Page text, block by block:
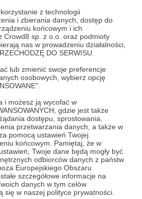
z technologii
i zbierania danych, dostęp do
końcowym i ich
Crowd8 sp. z o.o. oraz podmioty
nas w prowadzeniu działalności,
DO SERWISU.
lub zmienić swoje preferencje
osobowych, wybierz opcję
i możesz ją wycofać w
gdzie jest także
dostępu, sprostowania,
przetwarzania danych, a także w
pomocą ustawień Twojej
końcowym. Pamiętaj, że w
Twoje dane będą mogły być
odbiorców danych z państw
Europejskiego Obszaru
szczegółowe informacje na
danych w tym celów
się w naszej polityce prywatności.
grona Patronów!
AutoraSkrawki Puszczy |
już teraz!
Patronem